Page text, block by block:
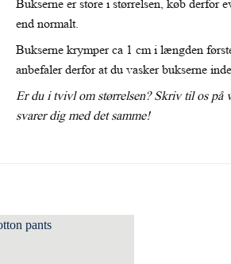
Bukserne er store i størrelsen, køb derfor
end normalt.
Bukserne krymper ca 1 cm i længden
anbefaler derfor at du vasker bukserne
Er du i tvivl om størrelsen? Skriv til os på
svarer dig med det samme!